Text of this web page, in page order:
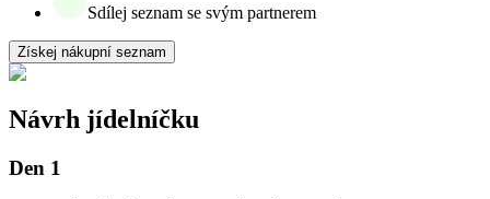
Sdílej seznam se svým partnerem
Získej nákupní seznam
Návrh jídelníčku
Den 1